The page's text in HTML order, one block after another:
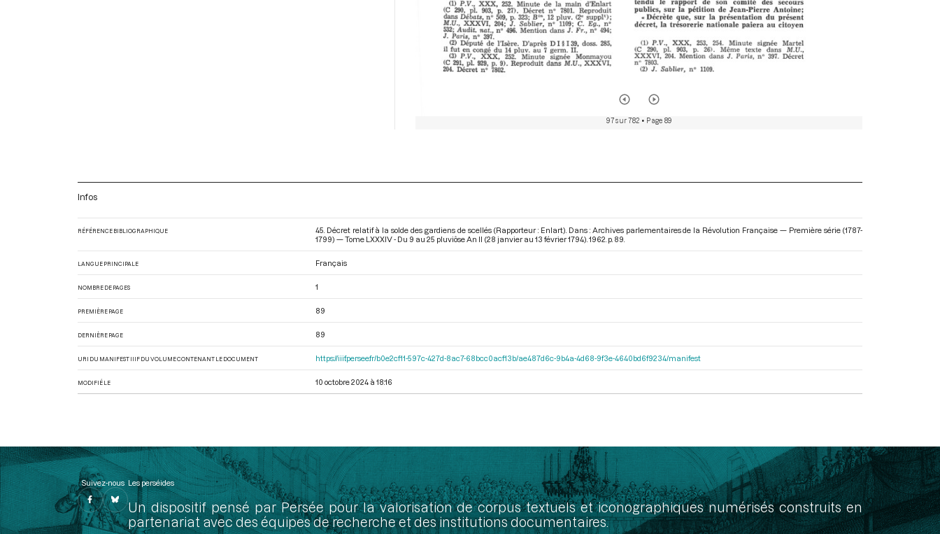
97 sur 782 • Page 89
Infos
RÉFÉRENCE BIBLIOGRAPHIQUE
45. Décret relatif à la solde des gardiens de scellés (Rapporteur : Enlart). Dans : Archives parlementaires de la Révolution Française — Première série (1787-
1799) — Tome LXXXIV - Du 9 au 25 pluviôse An II (28 janvier au 13 février 1794) . 1962. p. 89.
LANGUE PRINCIPALE Français
NOMBRE DE PAGES 1
PREMIÈRE PAGE 89
DERNIÈRE PAGE 89
URI DU MANIFEST IIIF DU VOLUME CONTENANT LE DOCUMENT https://iiif.persee.fr/b0e2cf11-597c-427d-8ac7-68bcc0acf13b/ae487d6c-9b4a-4d68-9f3e-4640bd6f9234/manifest
MODIFIÉ LE 10 octobre 2024 à 18:16
Suivez-nous Les perséides
Un dispositif pensé par Persée pour la valorisation de corpus textuels et iconographiques numérisés construits en
partenariat avec des équipes de recherche et des institutions documentaires.